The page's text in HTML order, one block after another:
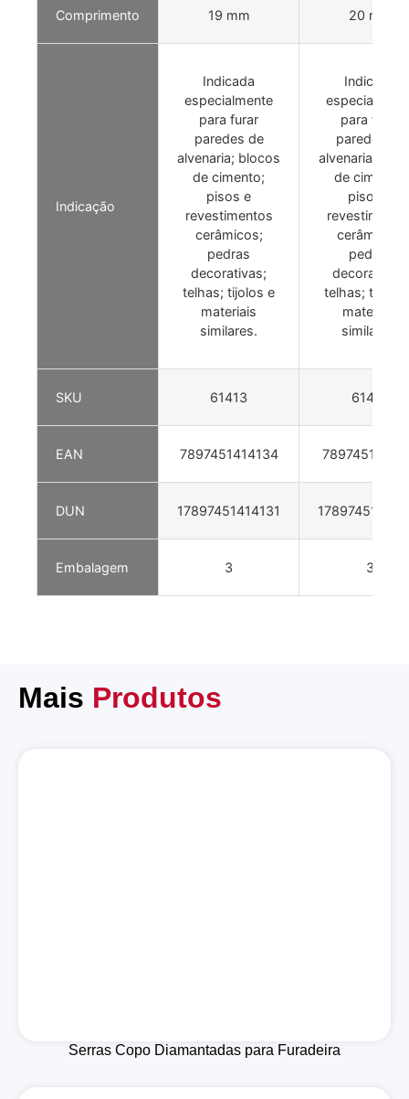
Comprimento 19 mm 20 mm
Indicação
Indicada
especialmente
para furar
paredes de
alvenaria; blocos
de cimento;
pisos e
revestimentos
cerâmicos;
pedras
decorativas;
telhas; tijolos e
materiais
similares.
Indicada
para furar
paredes de
alvenaria;
de cimento;
pisos e
cerâmicos;
pedras
decorativas;
telhas; tijolos
materiais
similares.
SKU 61413 61414
EAN 7897451414134
DUN 17897451414131
Embalagem 3 3
Mais Produtos
Serras Copo Diamantadas para Furadeira